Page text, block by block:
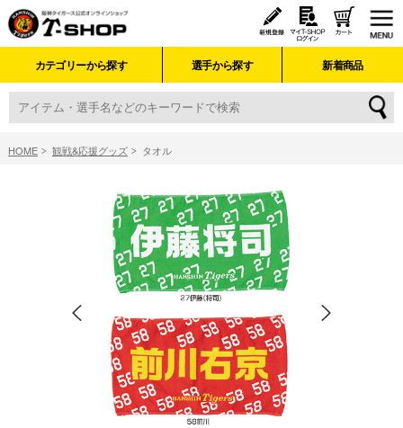
カテゴリーから探す 選手から探す 新着商品
HOME 観戦&応援グッズ タオル